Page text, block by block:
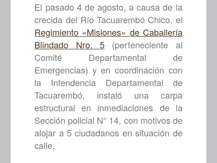
El pasado 4 de agosto, a causa de la
crecida del Río Tacuarembó Chico, el
Regimiento «Misiones» de Caballería
Blindado Nro. 5 (perteneciente al
Comité Departamental de
Emergencias) y en coordinación con
la Intendencia Departamental de
Tacuarembó, instaló una carpa
estructural en inmediaciones de la
Sección policial N° 14, con motivos de
alojar a 5 ciudadanos en situación de
calle.